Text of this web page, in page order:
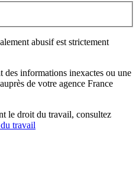
abusif est strictement
des informations inexactes ou une
de votre agence France
le droit du travail, consultez
travail